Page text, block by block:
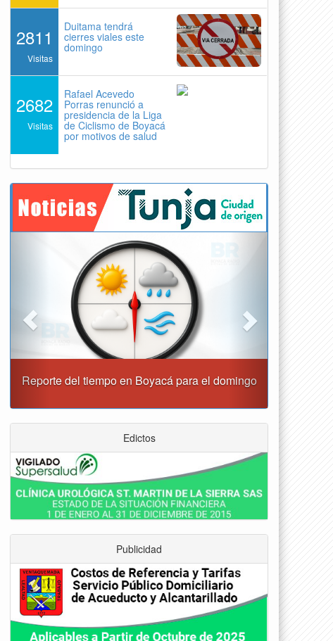
2811
Visitas
Duitama tendrá
cierres viales este
domingo
2682
Visitas
Rafael Acevedo
Porras renunció a
presidencia de la Liga
de Ciclismo de Boyacá
por motivos de salud
Este domingo habrá cierres viales en Tunja
Edictos
Publicidad